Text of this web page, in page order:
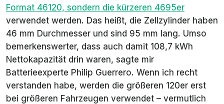
Format 46120, sondern die kürzeren 4695er
verwendet werden. Das heißt, die Zellzylinder haben
46 mm Durchmesser und sind 95 mm lang. Umso
bemerkenswerter, dass auch damit 108,7 kWh
Nettokapazität drin waren, sagte mir
Batterieexperte Philip Guerrero. Wenn ich recht
verstanden habe, werden die größeren 120er erst
bei größeren Fahrzeugen verwendet – vermutlich